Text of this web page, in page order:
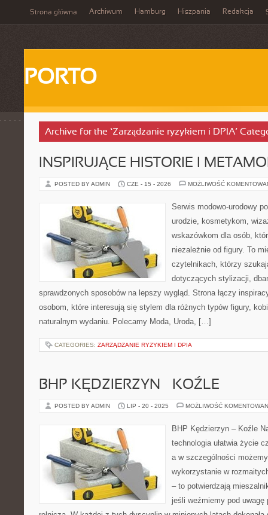
Strona główna Archiwum Hamburg Hiszpania Redakcja
PORTO
Archive for the ‘Zarządzanie ryzykiem i DPIA’
INSPIRUJĄCE HISTORIE I
POSTED BY ADMIN CZE - 15 - 2026 MOŻLIWOŚĆ
Serwis modowo-urodowy
urodzie, kosmetykom,
wskazówkom dla osób,
niezależnie od figury. To
czytelnikach, którzy
dotyczących stylizacji,
sprawdzonych sposobów na lepszy wygląd. Strona łączy
osobom, które interesują się stylem dla różnych typów figury,
naturalnym wydaniu. Polecamy Moda, Uroda, […]
CATEGORIES: ZARZĄDZANIE RYZYKIEM I DPIA
BHP KĘDZIERZYN – KOŹLE
POSTED BY ADMIN LIP - 20 - 2025 MOŻLIWOŚĆ
BHP Kędzierzyn – Koźle
technologia ułatwia życie
a w szczególności
wykorzystanie w
– to potwierdzają
jeśli weźmiemy pod uwagę